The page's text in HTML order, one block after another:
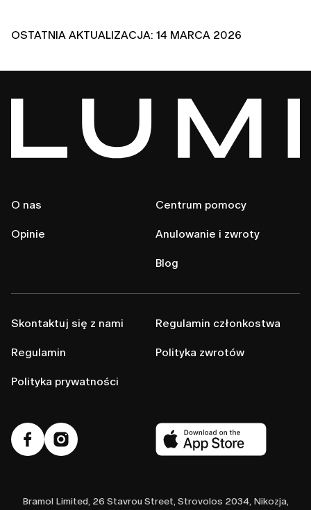
OSTATNIA AKTUALIZACJA: 14 MARCA 2026
O nas
Opinie
Centrum pomocy
Anulowanie i zwroty
Blog
Skontaktuj się z nami
Regulamin
Polityka prywatności
Regulamin członkostwa
Polityka zwrotów
Bramol Limited, 26 Stavrou Street, Strovolos 2034, Nikozja,